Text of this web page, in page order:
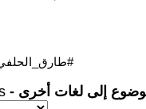
إلى لغات أخرى -